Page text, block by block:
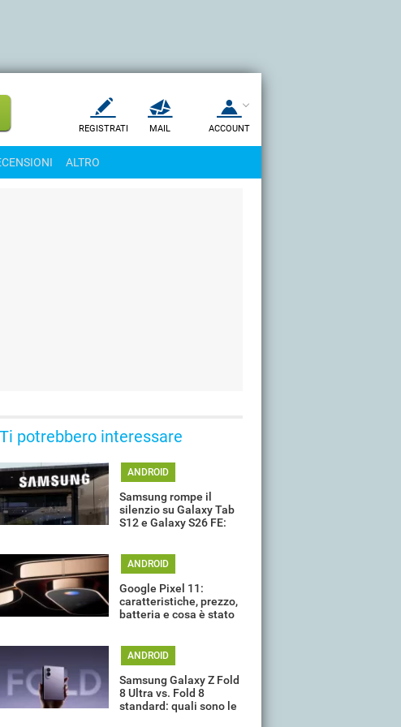
REGISTRATI MAIL ACCOUNT
ALTRO
Ti potrebbero interessare
ANDROID
Samsung rompe il
silenzio su Galaxy Tab
S12 e Galaxy S26 FE:
ANDROID
Google Pixel 11:
caratteristiche, prezzo,
batteria e cosa è stato
ANDROID
Samsung Galaxy Z Fold
8 Ultra vs. Fold 8
standard: quali sono le